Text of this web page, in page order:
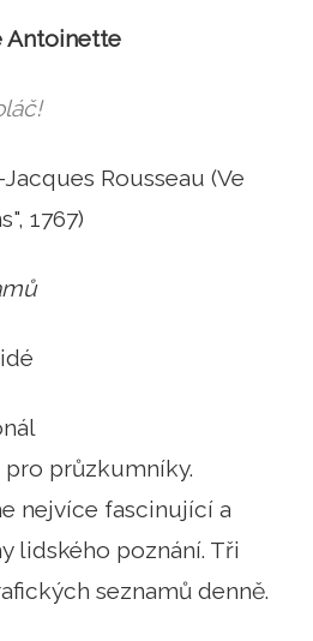
Antoinette
Rousseau (Ve
1767)
průzkumníky.
nejvíce fascinující a
lidského poznání. Tři
seznamů denně.